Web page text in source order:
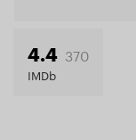
4.4 370
IMDb